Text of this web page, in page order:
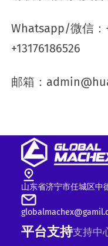
Whatsapp/微信：
+13176186526
邮箱：
山东省济宁市任城区中
平台支持支持中